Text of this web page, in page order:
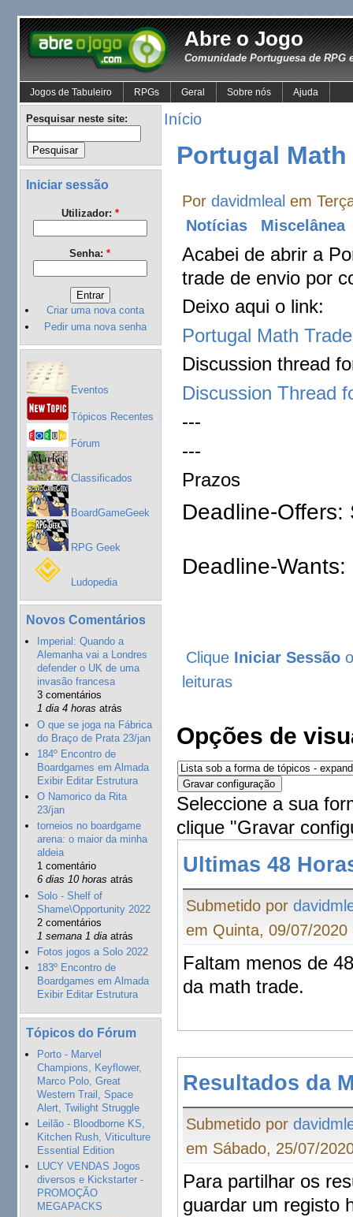
Abre o Jogo
Comunidade Portuguesa de RPG
Jogos de Tabuleiro RPGs Geral Sobre nós Ajuda
Pesquisar neste site:
Iniciar sessão
Utilizador: *
Senha:*
Criar uma nova conta
Pedir uma nova senha
Eventos
Tópicos Recentes
Fórum
Classificados
BoardGameGeek
RPG Geek
Ludopedia
Novos Comentários
Imperial: Quando a
Alemanha vai a Londres
defender o UK de uma
invasão francesa
3 comentários
1 dia 4 horas atrás
O que se joga na Fábrica
do Braço de Prata 23/jan
184º Encontro de
Boardgames em Almada
Exibir Editar Estrutura
O Namorico da Rita
23/jan
torneios no boardgame
arena: o maior da minha
aldeia
1 comentário
6 dias 10 horas atrás
Solo - Shelf of
Shame\Opportunity 2022
2 comentários
1 semana 1 diaatrás
Fotos jogos a Solo 2022
183º Encontro de
Boardgames em Almada
Exibir Editar Estrutura
Tópicos do Fórum
Porto - Marvel
Champions, Keyflower,
Marco Polo, Great
Western Trail, Space
Alert, Twilight Struggle
Leilão - Bloodborne KS,
Kitchen Rush, Viticulture
Essential Edition
LUCY VENDAS Jogos
diversos e Kickstarter -
PROMOÇÃO
MEGAPACKS
Início
Portugal Math
Pordavidmleal em
Notícias
Miscelânea
Acabei de abrir a
trade de envio por
Deixo aqui o link:
Portugal Math
Discussion thread
Discussion Thread
---
---
Prazos
Deadline-
Deadline-
Clique Iniciar Sessão
leituras
Opções de
Seleccione a sua
clique "Gravar
Ultimas 48
Submetido por
em Quinta, 09/07/2020
Faltam menos de
da math trade.
Resultados da
Submetido por
em Sábado, 25/07/
Para partilhar os
guardar um registo